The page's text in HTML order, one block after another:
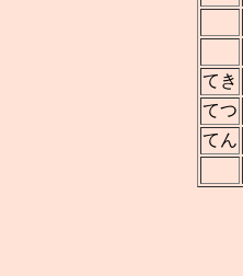
てき
てつ
てん